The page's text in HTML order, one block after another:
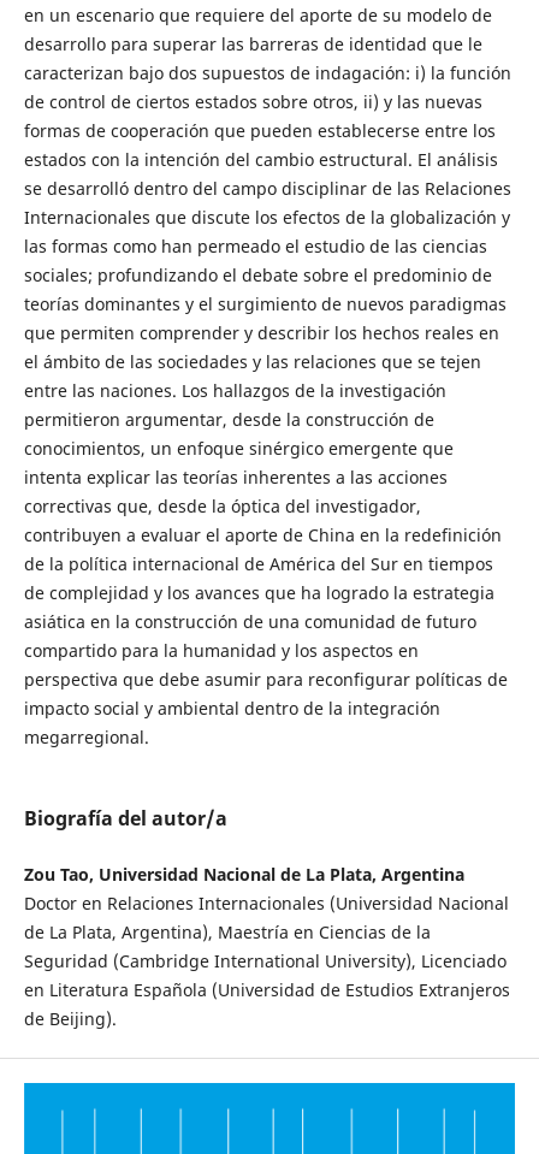
en un escenario que requiere del aporte de su modelo de
desarrollo para superar las barreras de identidad que le
caracterizan bajo dos supuestos de indagación: i) la función
de control de ciertos estados sobre otros, ii) y las nuevas
formas de cooperación que pueden establecerse entre los
estados con la intención del cambio estructural. El análisis
se desarrolló dentro del campo disciplinar de las Relaciones
Internacionales que discute los efectos de la globalización y
las formas como han permeado el estudio de las ciencias
sociales; profundizando el debate sobre el predominio de
teorías dominantes y el surgimiento de nuevos paradigmas
que permiten comprender y describir los hechos reales en
el ámbito de las sociedades y las relaciones que se tejen
entre las naciones. Los hallazgos de la investigación
permitieron argumentar, desde la construcción de
conocimientos, un enfoque sinérgico emergente que
intenta explicar las teorías inherentes a las acciones
correctivas que, desde la óptica del investigador,
contribuyen a evaluar el aporte de China en la redefinición
de la política internacional de América del Sur en tiempos
de complejidad y los avances que ha logrado la estrategia
asiática en la construcción de una comunidad de futuro
compartido para la humanidad y los aspectos en
perspectiva que debe asumir para reconfigurar políticas de
impacto social y ambiental dentro de la integración
megarregional.
Biografía del autor/a
Zou Tao, Universidad Nacional de La Plata, Argentina
Doctor en Relaciones Internacionales (Universidad Nacional
de La Plata, Argentina), Maestría en Ciencias de la
Seguridad (Cambridge International University), Licenciado
en Literatura Española (Universidad de Estudios Extranjeros
de Beijing).